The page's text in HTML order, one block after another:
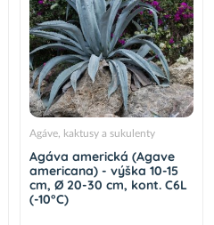
Agáve, kaktusy a sukulenty
Agáva americká (Agave
americana) - výška 10-15
cm, Ø 20-30 cm, kont. C6L
(-10°C)